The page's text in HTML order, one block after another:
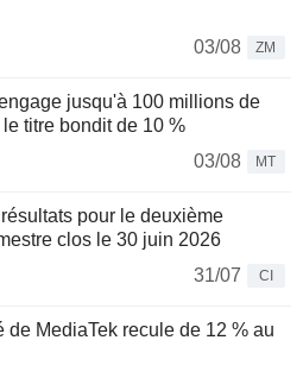
03/08
ZM
jusqu'à 100 millions de
titre bondit de 10 %
03/08
MT
pour le deuxième
clos le 30 juin 2026
31/07
CI
de MediaTek recule de 12 % au